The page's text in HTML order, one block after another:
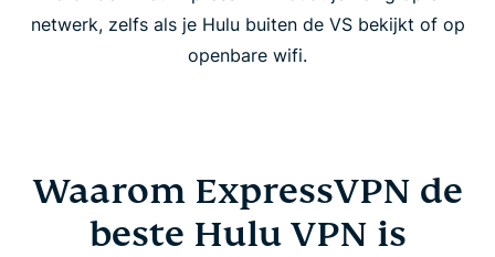
netwerk, zelfs als je Hulu buiten de VS bekijkt of op
openbare wifi.
Waarom ExpressVPN de
beste Hulu VPN is